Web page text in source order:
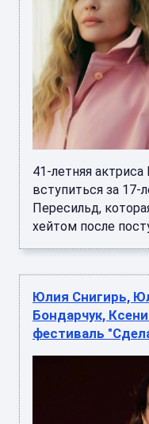
41-летняя
вступиться за
Пересильд,
хейтом после
Юлия Снигирь,
Бондарчук,
фестиваль